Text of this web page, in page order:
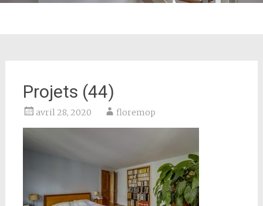
Projets (44)
avril 28, 2020 floremop